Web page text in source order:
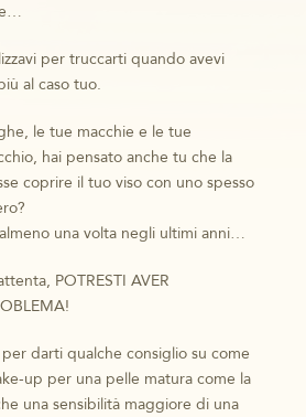
per truccarti quando avevi
al caso tuo.
le tue macchie e le tue
hai pensato anche tu che la
coprire il tuo viso con uno spesso
una volta negli ultimi anni…
POTRESTI AVER
darti qualche consiglio su come
up per una pelle matura come la
una sensibilità maggiore di una